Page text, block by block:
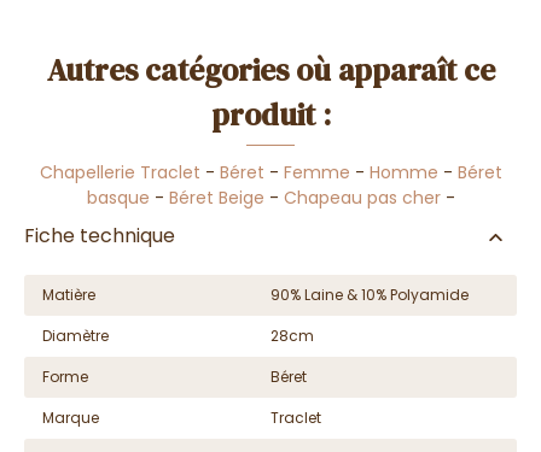
Autres catégories où apparaît ce
produit :
Chapellerie Traclet - Béret - Femme - Homme - Béret
basque - Béret Beige - Chapeau pas cher-
Fiche technique
Matière
90% Laine & 10% Polyamide
Diamètre
28cm
Forme
Béret
Marque
Traclet